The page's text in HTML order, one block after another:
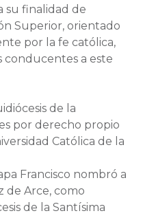
su finalidad de
Superior, orientado
por la fe católica,
conducentes a este
de la
por derecho propio
Católica de la
Francisco nombró a
de Arce, como
de la Santísima